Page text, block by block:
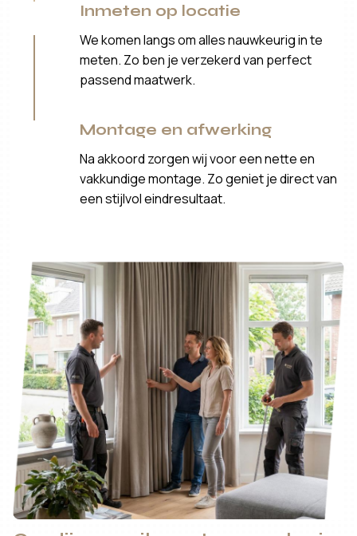
Inmeten op locatie
We komen langs om alles nauwkeurig in te
meten. Zo ben je verzekerd van perfect
passend maatwerk.
Montage en afwerking
Na akkoord zorgen wij voor een nette en
vakkundige montage. Zo geniet je direct van
een stijlvol eindresultaat.